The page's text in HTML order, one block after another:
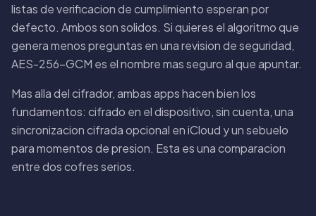
listas de verificacion de cumplimiento esperan por
defecto. Ambos son solidos. Si quieres el algoritmo que
genera menos preguntas en una revision de seguridad,
AES-256-GCM es el nombre mas seguro al que apuntar.
Mas alla del cifrador, ambas apps hacen bien los
fundamentos: cifrado en el dispositivo, sin cuenta, una
sincronizacion cifrada opcional en iCloud y un sebuelo
para momentos de presion. Esta es una comparacion
entre dos cofres serios.